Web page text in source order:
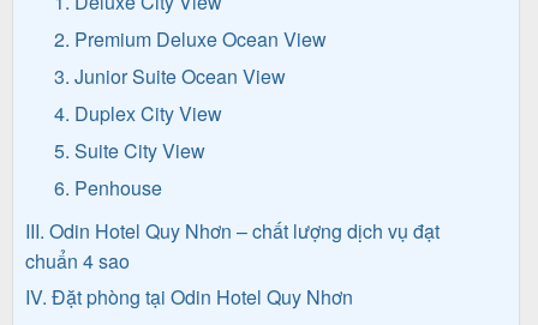
Về
Quy
Nhơn
Tourist
2. Premium Deluxe Ocean View
3. Junior Suite Ocean View
4. Duplex City View
5. Suite City View
6. Penhouse
III. Odin Hotel Quy Nhơn – chất lượng dịch vụ đạt
chuẩn 4 sao
IV. Đặt phòng tại Odin Hotel Quy Nhơn